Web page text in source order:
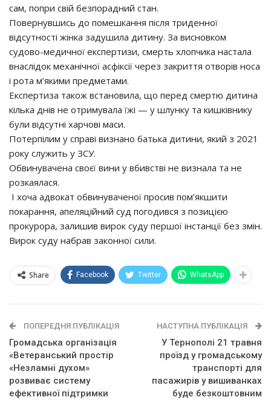
сам, попри свій безпорадний стан.
Повернувшись до помешкання після триденної
відсутності жінка задушила дитину. За висновком
судово-медичної експертизи, смерть хлопчика настала
внаслідок механічної асфіксії через закриття отворів носа
і рота м’якими предметами.
Експертиза також встановила, що перед смертю дитина
кілька днів не отримувала їжі — у шлунку та кишківнику
були відсутні харчові маси.
Потерпілим у справі визнано батька дитини, який з 2021
року служить у ЗСУ.
Обвинувачена своєї вини у вбивстві не визнала та не
розкаялася.
І хоча адвокат обвинуваченої просив пом’якшити
покарання, апеляційний суд погодився з позицією
прокурора, залишив вирок суду першої інстанції без змін.
Вирок суду набрав законної сили.
Share Facebook Twitter WhatsApp
ПОПЕРЕДНЯ ПУБЛІКАЦІЯ
Громадська організація
«Ветеранський простір
«Незламні духом»
розвиває систему
ефективної підтримки
НАСТУПНА ПУБЛІКАЦІЯ
У Тернополі 21 травня
проїзд у громадському
транспорті для
пасажирів у вишиванках
буде безкоштовним